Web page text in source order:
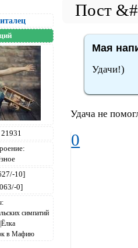
21931
10]
0]
Мая
Удачи!)
Удача не
0